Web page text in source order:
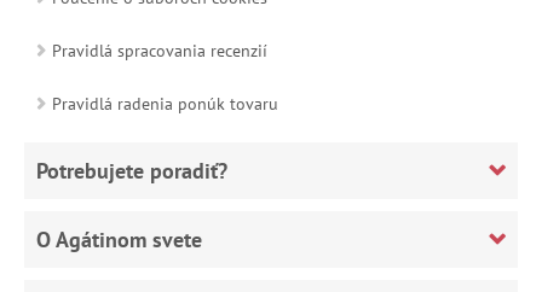
Pravidlá spracovania recenzií
Pravidlá radenia ponúk tovaru
Potrebujete poradiť?
O Agátinom svete